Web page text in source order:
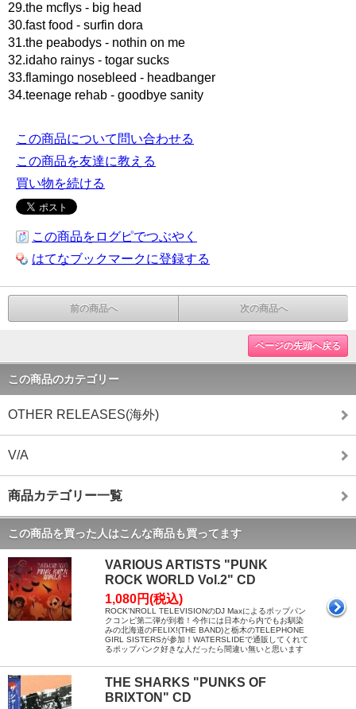
29.the mcflys - big head
30.fast food - surfin dora
31.the peabodys - nothin on me
32.idaho rainys - togar sucks
33.flamingo nosebleed - headbanger
34.teenage rehab - goodbye sanity
この商品について問い合わせる
この商品を友達に教える
買い物を続ける
この商品をログピでつぶやく
はてなブックマークに登録する
前の商品へ 次の商品へ
ページの先頭へ戻る
この商品のカテゴリー
OTHER RELEASES(海外)
V/A
商品カテゴリー一覧
この商品を買った人はこんな商品も買ってます
VARIOUS ARTISTS "PUNK
ROCK WORLD Vol.2" CD
1,080円(税込)
ROCK'NROLL TELEVISIONのDJ Maxによるポップパン
クコンピ第二弾が到着！今作には日本から内でもお馴染
みの北海道のFELIX!(THE BAND)と栃木のTELEPHONE
GIRL SISTERSが参加！WATERSLIDEで通販してくれて
るポップパンク好きな人だったら間違い無いと思います
THE SHARKS "PUNKS OF
BRIXTON" CD